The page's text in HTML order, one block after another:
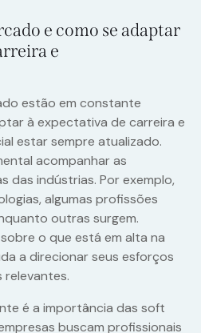
e como se adaptar
e
estão em constante
à expectativa de carreira e
estar sempre atualizado.
acompanhar as
das indústrias. Por exemplo,
algumas profissões
outras surgem.
o que está em alta na
a direcionar seus esforços
relevantes.
é a importância das soft
buscam profissionais